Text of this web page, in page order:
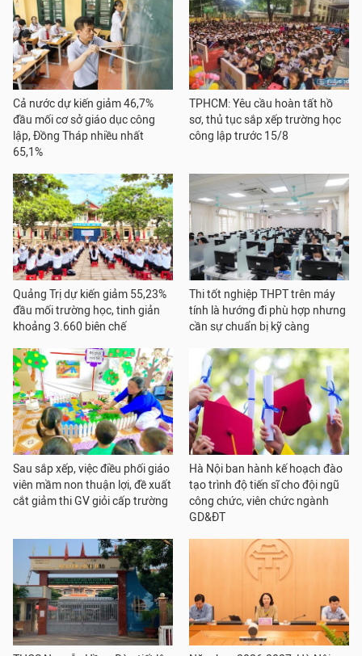
Cả nước dự kiến giảm 46,7%
đầu mối cơ sở giáo dục công
lập, Đồng Tháp nhiều nhất
65,1%
TPHCM: Yêu cầu hoàn tất hồ
sơ, thủ tục sắp xếp trường học
công lập trước 15/8
Quảng Trị dự kiến giảm 55,23%
đầu mối trường học, tinh giản
khoảng 3.660 biên chế
Thi tốt nghiệp THPT trên máy
tính là hướng đi phù hợp nhưng
cần sự chuẩn bị kỹ càng
Sau sắp xếp, việc điều phối giáo
viên mầm non thuận lợi, đề xuất
cắt giảm thi GV giỏi cấp trường
Hà Nội ban hành kế hoạch đào
tạo trình độ tiến sĩ cho đội ngũ
công chức, viên chức ngành
GD&ĐT